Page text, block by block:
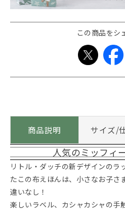
この商品をシ
商品説明 サイズ/
人気のミッフィ
リトル・ダッチの新デザインのラ
たこの布えほんは、小さなお子さ
違いなし！
楽しいラベル、カシャカシャの手